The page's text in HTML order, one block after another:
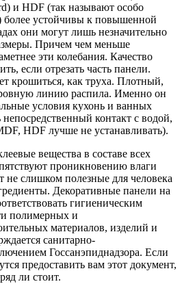
и HDF (так называют особо
устойчивы к повышенной
они могут лишь незначительно
Причем чем меньше
эти колебания. Качество
если отрезать часть панели.
крошиться, как труха. Плотный,
линию распила. Именно он
условия кухонь и ванных
непосредственный контакт с водой,
HDF лучше не устанавливать).
вещества в составе всех
проникновению влаги
не слишком полезные для человека
Декоративные панели на
гигиеническим
полимерных и
материалов, изделий и
санитарно-
Госсанэпиднадзора. Если
предоставить вам этот документ,
ли стоит.